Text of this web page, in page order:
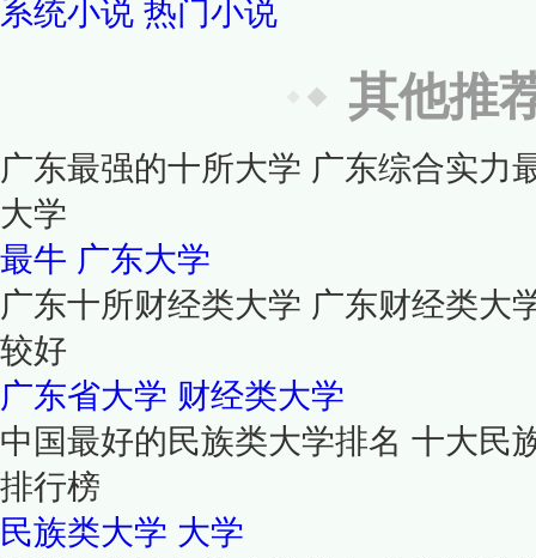
系统小说 热门小说
其他推
广东最强的十所大学 广东综合实力
大学
最牛 广东大学
广东十所财经类大学 广东财经类大
较好
广东省大学 财经类大学
中国最好的民族类大学排名 十大民
排行榜
民族类大学 大学